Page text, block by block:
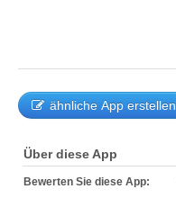
ähnliche App erstellen
Über diese App
Bewerten Sie diese App: